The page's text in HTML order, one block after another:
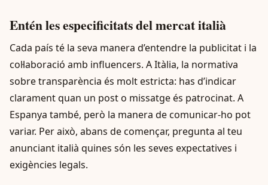
Entén les especificitats del mercat italià
Cada país té la seva manera d’entendre la publicitat i la
col·laboració amb influencers. A Itàlia, la normativa
sobre transparència és molt estricta: has d’indicar
clarament quan un post o missatge és patrocinat. A
Espanya també, però la manera de comunicar-ho pot
variar. Per això, abans de començar, pregunta al teu
anunciant italià quines són les seves expectatives i
exigències legals.